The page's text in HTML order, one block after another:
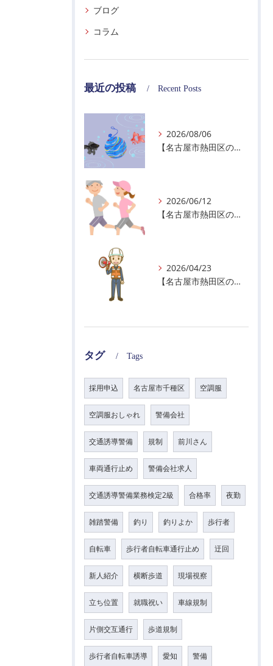
ブログ
コラム
最近の投稿 Recent Posts
2026/08/06
【名古屋市熱田区の警備会社】夏季休業のお知らせ
2026/06/12
【名古屋市熱田区の警備会社】暑熱順化で熱中症対策を！
2026/04/23
【名古屋市熱田区の警備会社】GWの面接状況について！
タグ Tags
採用申込 名古屋市千種区 空調服
空調服おしゃれ 警備会社
交通誘導警備 規制 前川さん
車両通行止め 警備会社求人
交通誘導警備業務検定2級 合格率 夜勤
雑踏警備 釣り 釣りよか 歩行者
自転車 歩行者自転車通行止め 迂回
新人紹介 横断歩道 現場視察
立ち位置 就職祝い 車線規制
片側交互通行 歩道規制
歩行者自転車誘導 愛知 警備